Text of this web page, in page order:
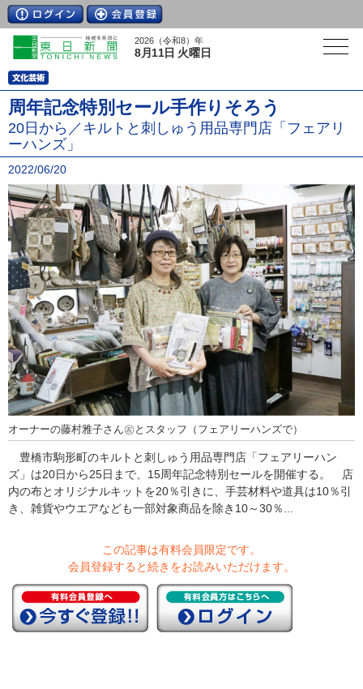
2026（令和8）年
8月11日 火曜日
周年記念特別セール手作りそろう
20日から／キルトと刺しゅう用品専門店「フェアリ
ーハンズ」
2022/06/20
オーナーの藤村雅子さん㊧とスタッフ（フェアリーハンズで）
豊橋市駒形町のキルトと刺しゅう用品専門店「フェアリーハン
ズ」は20日から25日まで、15周年記念特別セールを開催する。 店
内の布とオリジナルキットを20％引きに、手芸材料や道具は10％引
き、雑貨やウエアなども一部対象商品を除き10～30％...
この記事は有料会員限定です。
会員登録すると続きをお読みいただけます。